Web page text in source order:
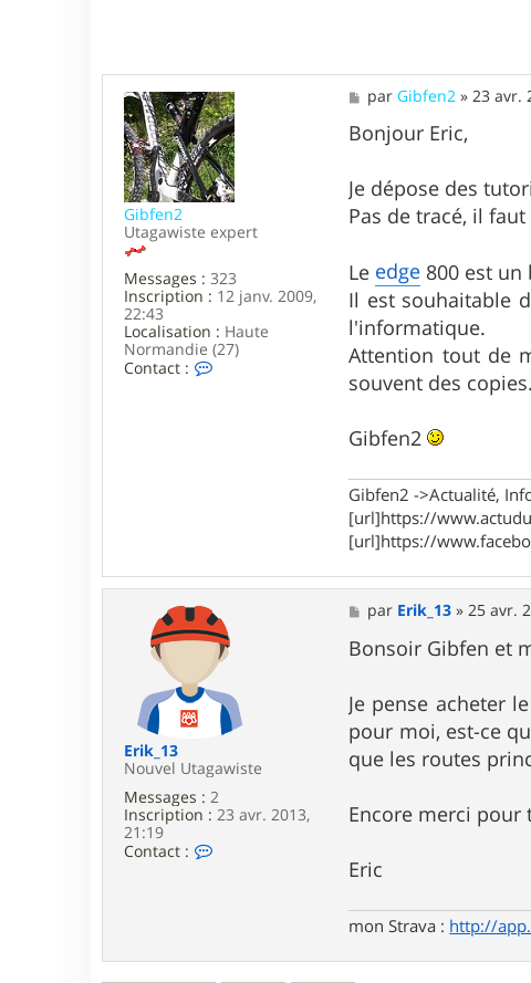
Gibfen2
Utagawiste expert
Messages : 323
Inscription : 12 janv. 2009,
22:43
Localisation : Haute
Normandie (27)
Contact :
f
e
n
2
M
e
s
s
g
e
parGibfen2 » 23 avr.
Bonjour Eric,
Je dépose des
Pas de tracé, il
Le edge 800 est un
Il est souhaitable
l'informatique.
Attention tout de
souvent des copies.
Gibfen2
Gibfen2 ->Actualité,
[url]https://
[url]https://
Erik_13
Nouvel Utagawiste
Messages : 2
Inscription : 23 avr. 2013,
21:19
Contact :
M
e
s
s
g
e
par Erik_13 »25 avr.
Bonsoir Gibfen et
Je pense acheter
pour moi, est-ce
que les routes
Encore merci pour
Eric
mon Strava : http://